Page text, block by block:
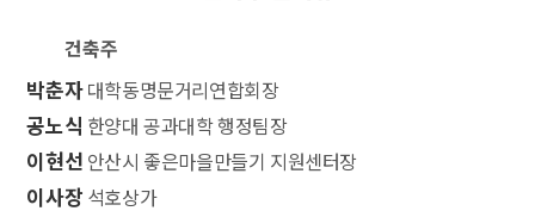
건축주
박춘자대학동명문거리연합회장
공노식 한양대 공과대학 행정팀장
이현선 안산시 좋은마을만들기 지원센터장
이사장 석호상가